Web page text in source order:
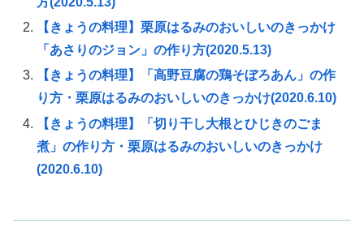
【きょうの料理】栗原はるみのおいしいのきっかけ
「あさりのジョン」の作り方(2020.5.13)
【きょうの料理】「高野豆腐の鶏そぼろあん」の作
り方・栗原はるみのおいしいのきっかけ(2020.6.10)
【きょうの料理】「切り干し大根とひじきのごま
煮」の作り方・栗原はるみのおいしいのきっかけ
(2020.6.10)